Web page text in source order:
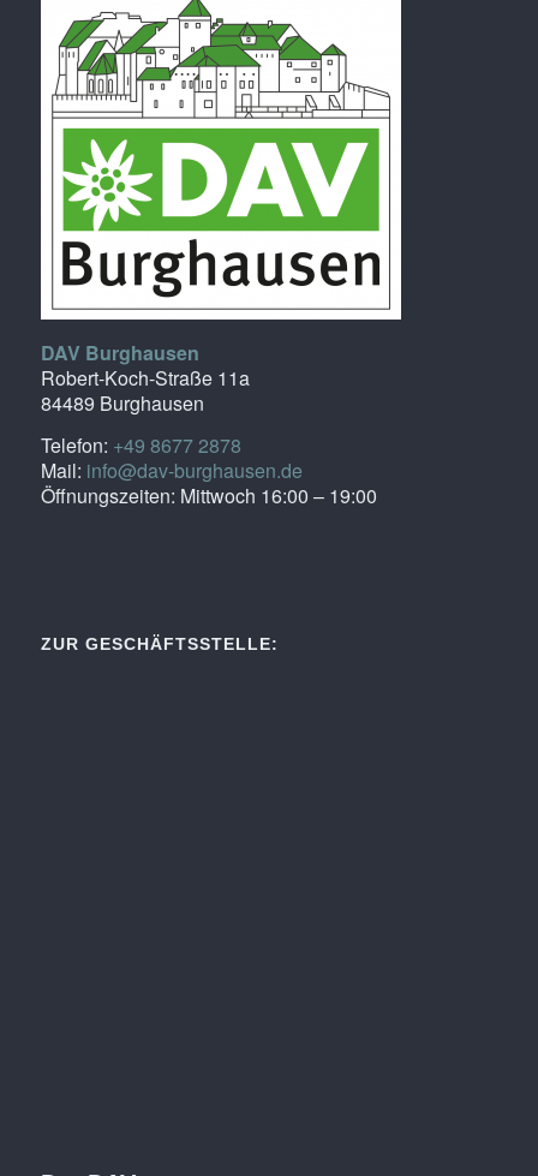
DAV Burghausen
Robert-Koch-Straße 11a
84489 Burghausen
Telefon: +49 8677 2878
Mail: info@dav-burghausen.de
Öffnungszeiten: Mittwoch 16:00 – 19:00
ZUR GESCHÄFTSSTELLE: